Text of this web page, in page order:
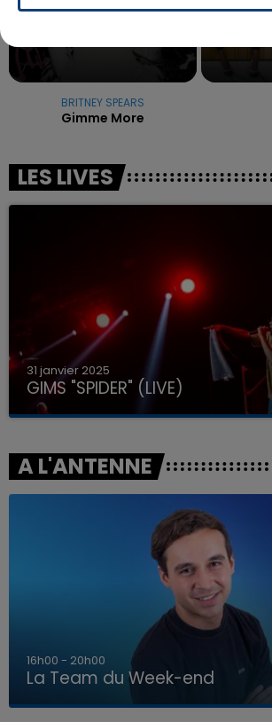
BRITNEY SPEARS
Gimme More
LES LIVES
31 janvier 2025
GIMS "SPIDER" (LIVE)
A L'ANTENNE
7h00 - 12h00
La Team du Week-end